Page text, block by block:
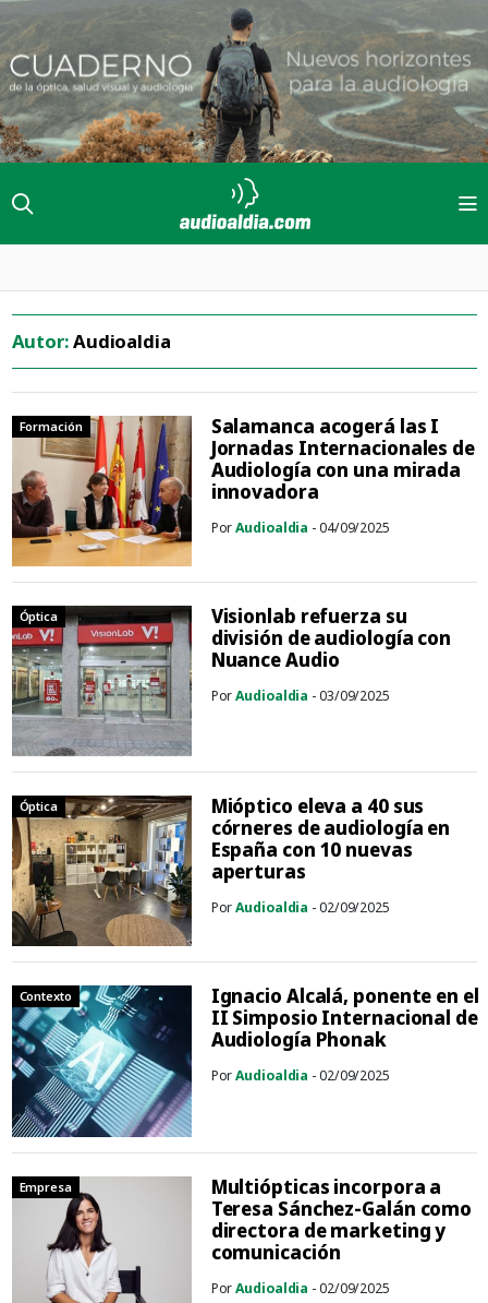
Autor:Audioaldia
Formación
Salamanca acogerá las I
Jornadas Internacionales de
Audiología con una mirada
innovadora
PorAudioaldia - 04/09/2025
Óptica
Visionlab refuerza su
división de audiología con
Nuance Audio
PorAudioaldia - 03/09/2025
Óptica
Mióptico eleva a 40 sus
córneres de audiología en
España con 10 nuevas
aperturas
PorAudioaldia - 02/09/2025
Contexto
Ignacio Alcalá, ponente en el
II Simposio Internacional de
Audiología Phonak
PorAudioaldia - 02/09/2025
Empresa
Multiópticas incorpora a
Teresa Sánchez-Galán como
directora de marketing y
comunicación
PorAudioaldia - 02/09/2025